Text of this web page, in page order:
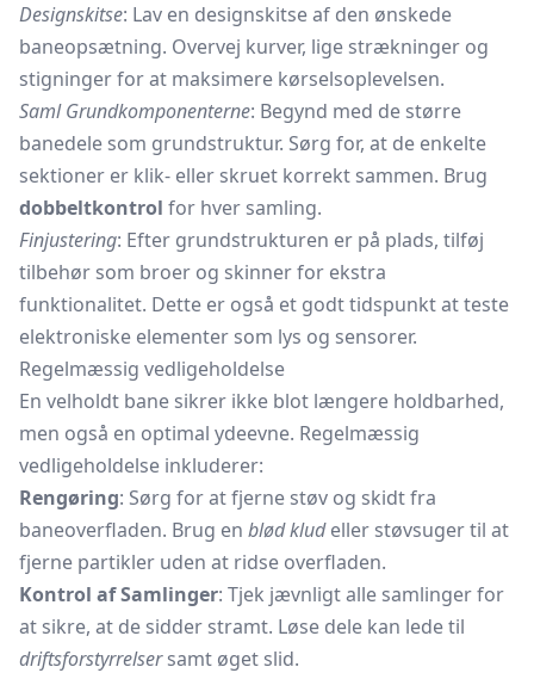
Designskitse: Lav en designskitse af den ønskede
baneopsætning. Overvej kurver, lige strækninger og
stigninger for at maksimere kørselsoplevelsen.
Saml Grundkomponenterne: Begynd med de større
banedele som grundstruktur. Sørg for, at de enkelte
sektioner er klik- eller skruet korrekt sammen. Brug
dobbeltkontrol for hver samling.
Finjustering: Efter grundstrukturen er på plads, tilføj
tilbehør som broer og skinner for ekstra
funktionalitet. Dette er også et godt tidspunkt at teste
elektroniske elementer som lys og sensorer.
Regelmæssig vedligeholdelse
En velholdt bane sikrer ikke blot længere holdbarhed,
men også en optimal ydeevne. Regelmæssig
vedligeholdelse inkluderer:
Rengøring: Sørg for at fjerne støv og skidt fra
baneoverfladen. Brug en blød kludeller støvsuger til at
fjerne partikler uden at ridse overfladen.
Kontrol af Samlinger: Tjek jævnligt alle samlinger for
at sikre, at de sidder stramt. Løse dele kan lede til
driftsforstyrrelsersamt øget slid.